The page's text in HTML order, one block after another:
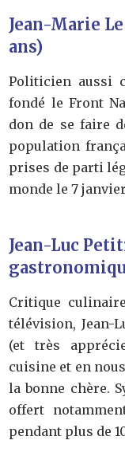
Jean-Marie
ans)
Politicien aussi
fondé le Front
don de se faire
population
prises de parti
monde le 7
Jean-Luc
Critique
télévision, Jean-
(et très
cuisine et en
la bonne chère.
offert
pendant plus de